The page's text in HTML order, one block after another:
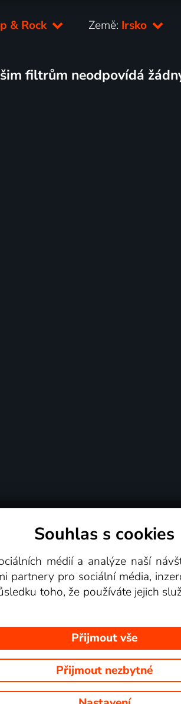
& Rock Země: Irsko
filtrům neodpovídá
Videotéka
webu jsou zobrazovány obrázky z pořadů TV
Souhlas s cookies
médií a analýze naší
partnery pro sociální média,
toho, že používáte jejich
Přijmout vše
Přijmout nezbytné